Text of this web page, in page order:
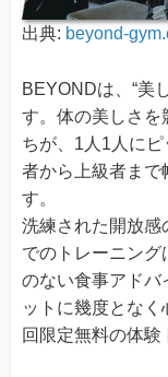
出典: beyond-
BEYONDは、“美
す。体の美しさを
ちが、1人1人に
者から上級者まで
す。
洗練された開放感
でのトレーニング
のない食事アドバ
ットに幾度とな
回限定無料の体験